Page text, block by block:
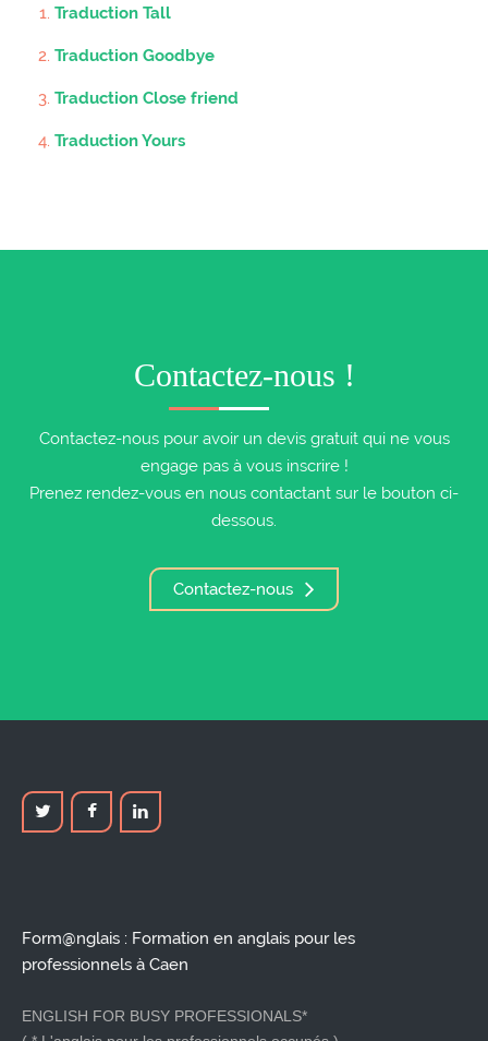
Traduction Tall
Traduction Goodbye
Traduction Close friend
Traduction Yours
Contactez-nous !
Contactez-nous pour avoir un devis gratuit qui ne vous
engage pas à vous inscrire !
Prenez rendez-vous en nous contactant sur le bouton ci-
dessous.
Contactez-nous
Form@nglais : Formation en anglais pour les
professionnels à Caen
ENGLISH FOR BUSY PROFESSIONALS*